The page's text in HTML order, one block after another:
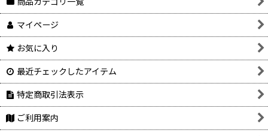
マイページ
お気に入り
最近チェックしたアイテム
特定商取引法表示
ご利用案内